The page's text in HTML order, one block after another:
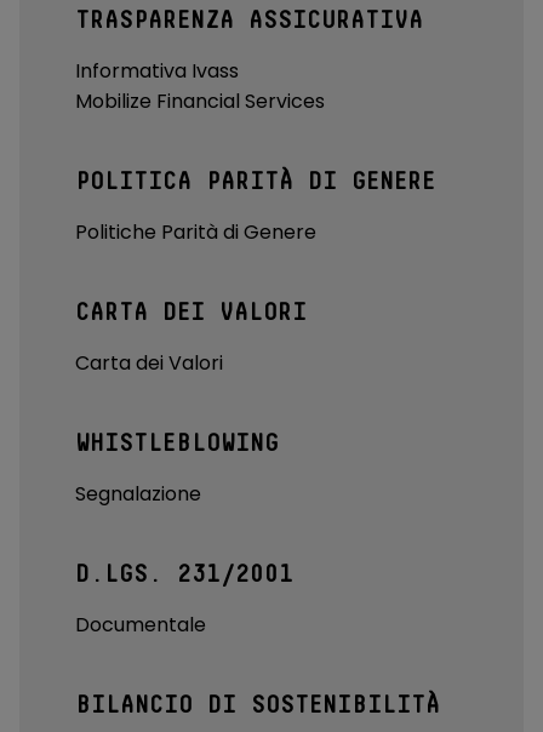
TRASPARENZA ASSICURATIVA
Informativa Ivass
Mobilize Financial Services
POLITICA PARITÀ DI GENERE
Politiche Parità di Genere
CARTA DEI VALORI
Carta dei Valori
WHISTLEBLOWING
Segnalazione
D.LGS. 231/2001
Documentale
BILANCIO DI SOSTENIBILITÀ